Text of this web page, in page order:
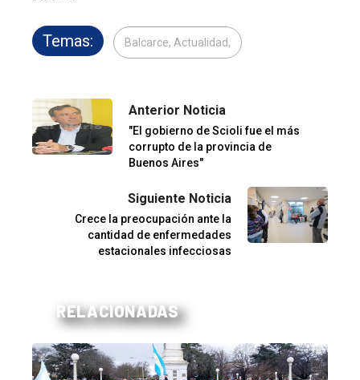
Temas: Balcarce, Actualidad,
Anterior Noticia
"El gobierno de Scioli fue el más
corrupto de la provincia de
Buenos Aires"
Siguiente Noticia
Crece la preocupación ante la
cantidad de enfermedades
estacionales infecciosas
RELACIONADAS